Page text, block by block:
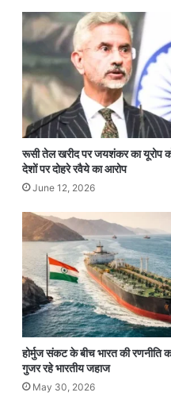
रूसी तेल खरीद पर जयशंकर का यूरोप
देशों पर दोहरे रवैये का आरोप
June 12, 2026
होर्मुज संकट के बीच भारत की रणनीति
गुजर रहे भारतीय जहाज
May 30, 2026